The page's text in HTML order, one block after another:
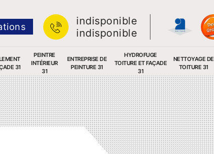
indisponible
indisponible
31
PEINTRE
INTÉRIEUR
31
ENTREPRISE DE
PEINTURE 31
HYDROFUGE
TOITURE ET FAÇADE
31
NETTOYAGE DE
TOITURE 31